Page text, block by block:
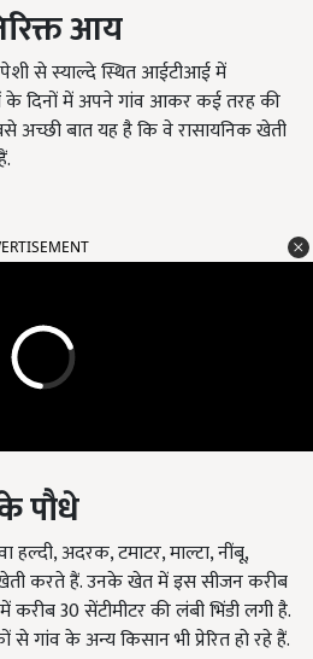
आय
पेशी से स्याल्दे स्थित आईटीआई में
के दिनों में अपने गांव आकर कई तरह की
अच्छी बात यह है कि वे रासायनिक खेती
पौधे
हल्दी, अदरक, टमाटर, माल्टा, नींबू,
करते हैं. उनके खेत में इस सीजन करीब
30 सेंटीमीटर की लंबी भिंडी लगी है.
गांव के अन्य किसान भी प्रेरित हो रहे हैं.